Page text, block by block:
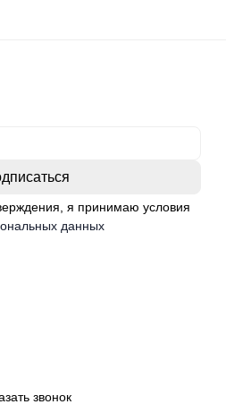
я принимаю условия
данных
звонок